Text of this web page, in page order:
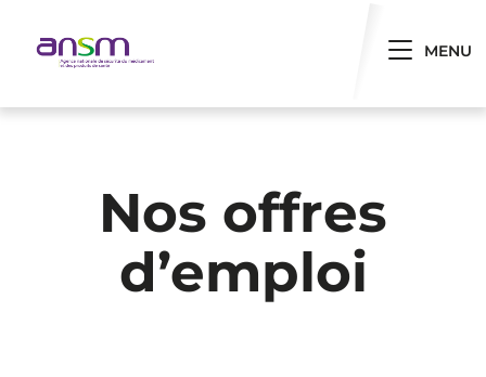
Toggle
MENU
Nos offres
d’emploi